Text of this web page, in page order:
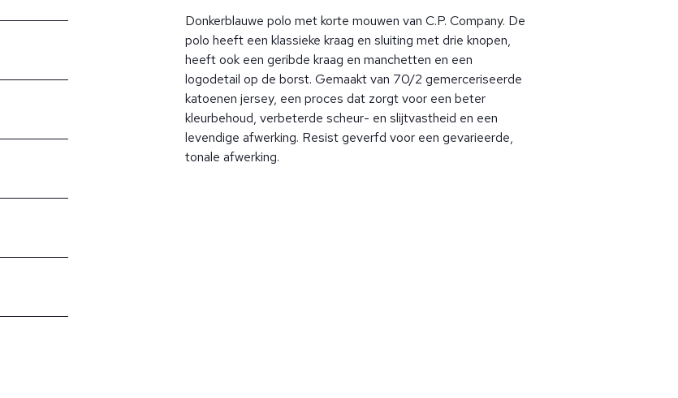
Donkerblauwe polo met korte mouwen van C.P. Company. De
polo heeft een klassieke kraag en sluiting met drie knopen,
heeft ook een geribde kraag en manchetten en een
logodetail op de borst. Gemaakt van 70/2 gemerceriseerde
katoenen jersey, een proces dat zorgt voor een beter
kleurbehoud, verbeterde scheur- en slijtvastheid en een
levendige afwerking. Resist geverfd voor een gevarieerde,
tonale afwerking.